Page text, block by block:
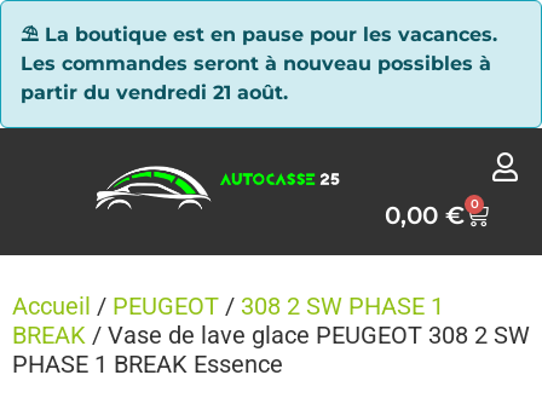
⛱ La boutique est en pause pour les vacances.
Les commandes seront à nouveau possibles à
partir du vendredi 21 août.
0,00€ 0
Accueil / PEUGEOT / 308 2 SW PHASE 1
BREAK / Vase de lave glace PEUGEOT 308 2 SW
PHASE 1 BREAK Essence
Panneau de gestion des cookies